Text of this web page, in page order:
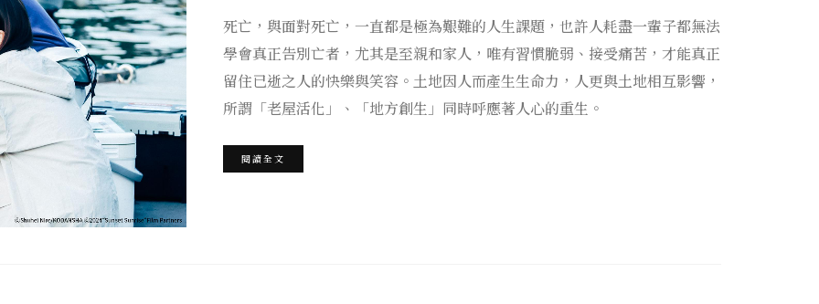
死亡，與面對死亡，一直都是極為艱難的人生課題，也許人耗盡一輩子都無法
學會真正告別亡者，尤其是至親和家人，唯有習慣脆弱、接受痛苦，才能真正
留住已逝之人的快樂與笑容。土地因人而產生生命力，人更與土地相互影響，
所謂「老屋活化」、「地方創生」同時呼應著人心的重生。
閱讀全文